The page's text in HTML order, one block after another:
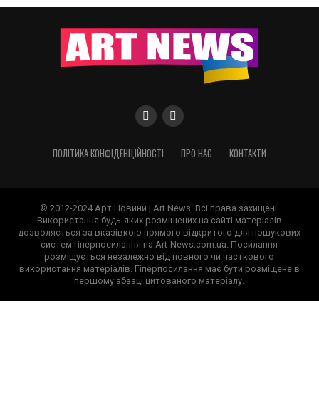
ПОЛІТИКА КОНФІДЕНЦІЙНОСТІ ПРО НАС КОНТАКТИ
© 2012-2024 Арт Новини | Art News. Всі права захищені.
Використання будь-яких розміщених на сайті матеріалів
дозволяється за вказівкою прямого відкритого для пошукових
систем гіперпосилання на Art-News.com.ua. Посилання
розміщується незалежно від повного чи часткового
використання матеріалів. Гіперпосилання має бути розміщене в
першому абзаці цитованого матеріалу.